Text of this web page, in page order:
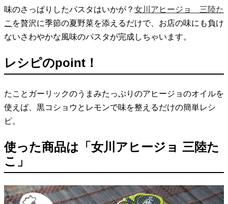
味のさっぱりしたパスタはいかが？ 女川アヒージョ 三陸た
こ を贅沢に季節の夏野菜を添えるだけで、お店の味にも負け
ないさわやかな風味のパスタが完成しちゃいます。
レシピのpoint！
たことガーリックのうまみたっぷりのアヒージョのオイルを
使えば、黒コショウとレモンで味を整えるだけの簡単レシ
ピ。
使った商品は「女川アヒージョ 三陸た
こ」